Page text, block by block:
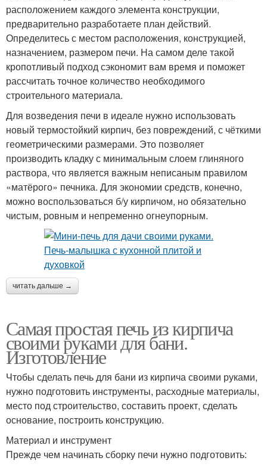
расположением каждого элемента конструкции,
предварительно разработаете план действий.
Определитесь с местом расположения, конструкцией,
назначением, размером печи. На самом деле такой
кропотливый подход сэкономит вам время и поможет
рассчитать точное количество необходимого
строительного материала.
Для возведения печи в идеале нужно использовать
новый термостойкий кирпич, без повреждений, с чёткими
геометрическими размерами. Это позволяет
производить кладку с минимальным слоем глиняного
раствора, что является важным неписаным правилом
«матёрого» печника. Для экономии средств, конечно,
можно воспользоваться б/у кирпичом, но обязательно
чистым, ровным и непременно огнеупорным.
читать дальше →
Самая простая печь из кирпича
своими руками для бани.
Изготовление
Чтобы сделать печь для бани из кирпича своими руками,
нужно подготовить инструменты, расходные материалы,
место под строительство, составить проект, сделать
основание, построить конструкцию.
Материал и инструмент
Прежде чем начинать сборку печи нужно подготовить: